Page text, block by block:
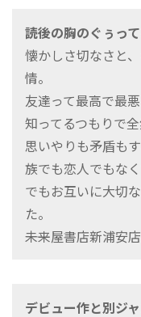
読後の胸のぐぅっ
懐かしさ切なさと
情。
友達って最高で最
知ってるつもりで全
思いやりも矛盾も
族でも恋人でもなく
でもお互いに大切
た。
――未来屋書店新浦
デビュー作と別ジ